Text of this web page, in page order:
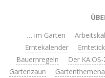
… im Garten
Erntekalender
Bauernregeln
Der
Gartenzaun